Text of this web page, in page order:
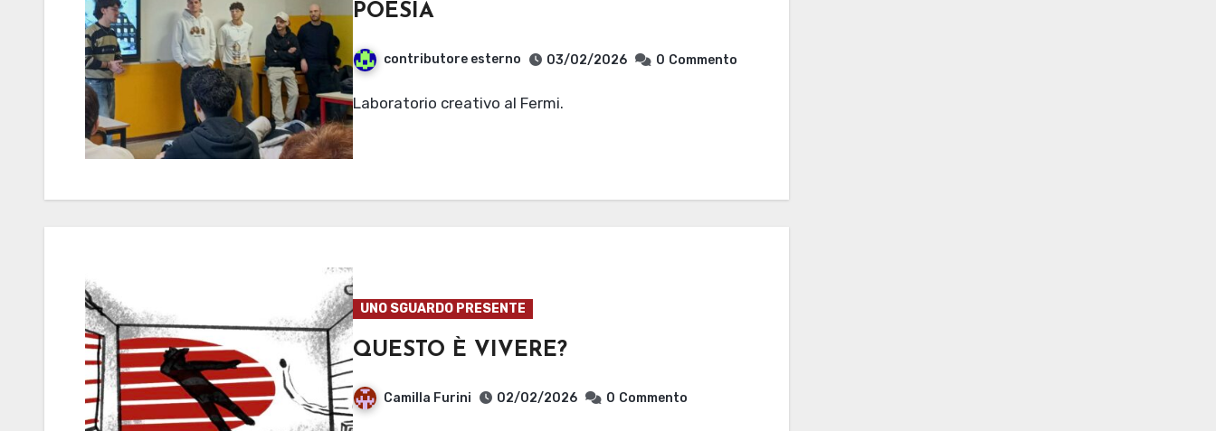
POESIA
contributore esterno 03/02/2026 0 Commento
Laboratorio creativo al Fermi.
UNO SGUARDO PRESENTE
QUESTO È VIVERE?
Camilla Furini 02/02/2026 0 Commento